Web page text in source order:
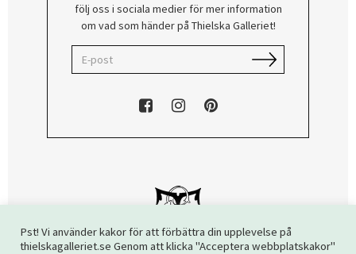
följ oss i sociala medier för mer information
om vad som händer på Thielska Galleriet!
Pst! Vi använder kakor för att förbättra din upplevelse på
thielskagalleriet.se Genom att klicka "Acceptera webbplatskakor"